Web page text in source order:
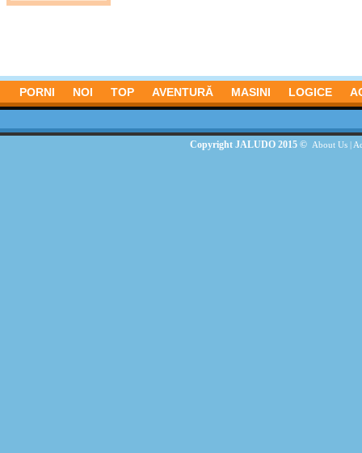
PORNI NOI TOP AVENTURĂ MASINI LOGICE
Copyright JALUDO 2015 © About Us|